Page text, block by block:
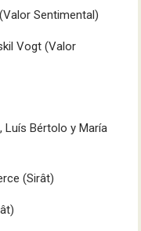
Sentimental)
Vogt (Valor
Luís Bértolo y María
(Sirât)